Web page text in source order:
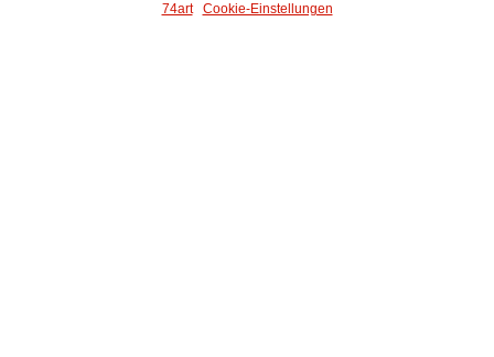
74art
Cookie-Einstellungen